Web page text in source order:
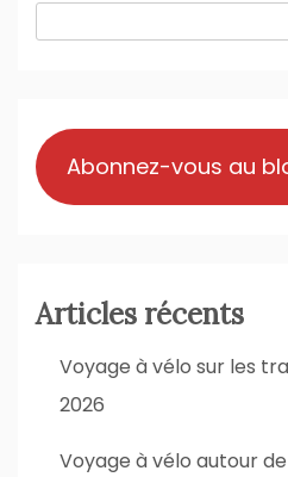
Abonnez-vous au
Articles récents
Voyage à vélo sur les
2026
Voyage à vélo autour de